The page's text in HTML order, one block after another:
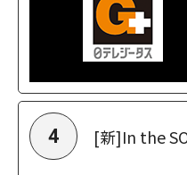
4 [新]In the